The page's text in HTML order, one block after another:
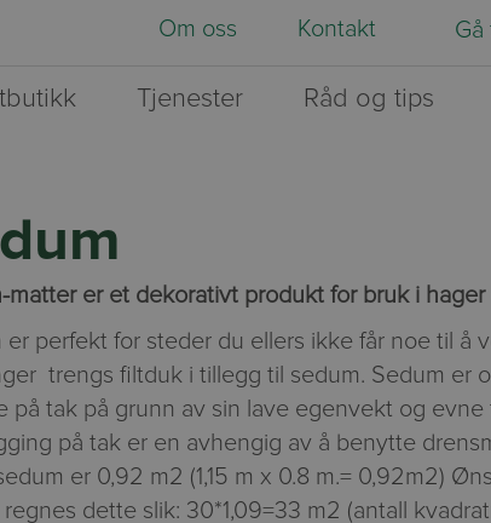
Om oss Kontakt
Tjenester Råd og tips
matter er et dekorativt produkt for bruk i hager
er perfekt for steder du ellers ikke får noe til å
trengs filtduk i tillegg til sedum. Sedum er
på tak på grunn av sin lave egenvekt og evne
på tak er en avhengig av å benytte
er 0,92 m2 (1,15 m x 0.8 m.= 0,92m2)
dette slik: 30*1,09=33 m2 (antall